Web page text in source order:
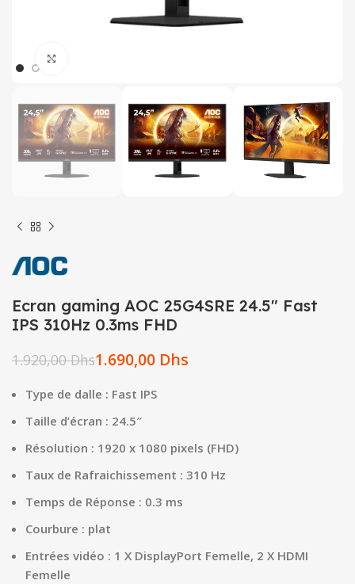
Ecran gaming AOC 25G4SRE 24.5″ Fast
IPS 310Hz 0.3ms FHD
1.920,00Dhs1.690,00 Dhs
Type de dalle : Fast IPS
Taille d’écran : 24.5″
Résolution : 1920 x 1080 pixels (FHD)
Taux de Rafraichissement : 310 Hz
Temps de Réponse : 0.3 ms
Courbure : plat
Entrées vidéo : 1 X DisplayPort Femelle, 2 X HDMI
Femelle